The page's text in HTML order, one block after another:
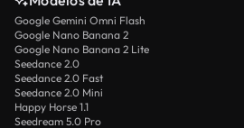
Google Gemini Omni Flash
Google Nano Banana 2
Google Nano Banana 2 Lite
Seedance 2.0
Seedance 2.0 Fast
Seedance 2.0 Mini
Happy Horse 1.1
Seedream 5.0 Pro